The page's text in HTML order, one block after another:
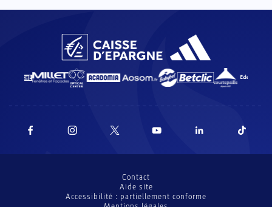
Contact
Aide site
Accessibilité : partiellement conforme